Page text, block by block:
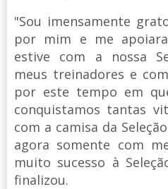
"Sou imensamente
por mim e me
estive com a nossa
meus treinadores e
por este tempo em
conquistamos tantas
com a camisa da
agora somente com
muito sucesso à
finalizou.